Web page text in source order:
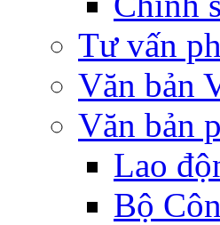
Tư vấn
Văn bản
Văn bản
Lao
Bộ